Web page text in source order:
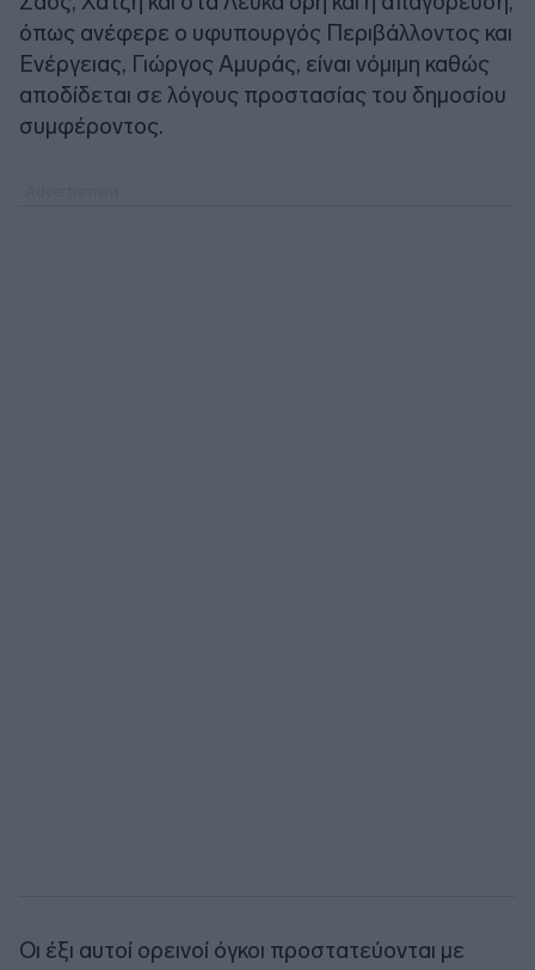
όπως ανέφερε ο υφυπουργός Περιβάλλοντος και
Ενέργειας, Γιώργος Αμυράς, είναι νόμιμη καθώς
αποδίδεται σε λόγους προστασίας του δημοσίου
συμφέροντος.
Οι έξι αυτοί ορεινοί όγκοι προστατεύονται με